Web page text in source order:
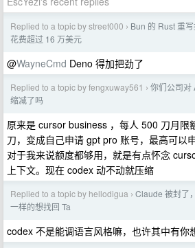
Replied to a topic by street000 › Bun 的 Rust 重
花费超过 16 万美元
@WayneCmd Deno 得加把劲了
Replied to a topic by fengxuway561 › 你们公司对
缩减了吗
原来是 cursor business ，每人 500 刀月限
刀，变成自己申请 gpt pro 账号，最高可以
对于我来说额度都够用，就是有点怀念
上下文。现在 codex 动不动就压缩
Replied to a topic by hellodigua › Claude 被封了
一样的想找回 Ta
codex 不是能调语言风格嘛，也许其中有你